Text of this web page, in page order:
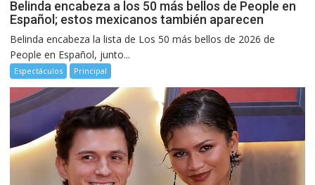
Belinda encabeza a los 50 más bellos de People en
Español; estos mexicanos también aparecen
Belinda encabeza la lista de Los 50 más bellos de 2026 de
People en Español, junto...
Espectáculos Principal